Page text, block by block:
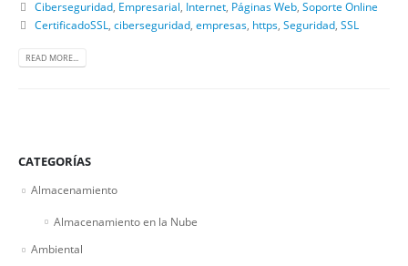
Ciberseguridad, Empresarial Internet, Páginas Web, Soporte Online
CertificadoSSL ciberseguridad, empresas, https, Seguridad, SSL
READ MORE...
CATEGORÍAS
Almacenamiento
Almacenamiento en la Nube
Ambiental